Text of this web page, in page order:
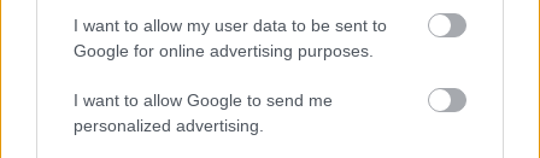
I want to allow my user data to be sent to
Google for online advertising purposes.
I want to allow Google to send me
personalized advertising.
Tu cuerpo pide descanso
¿Crees que duermes suficiente? Quizá no
DISCOVER WITH
Últimas noticias